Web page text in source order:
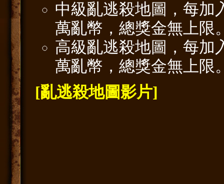
中級亂逃殺地圖，每加
萬亂幣，總獎金無上限
高級亂逃殺地圖，每加
萬亂幣，總獎金無上限
[亂逃殺地圖影片]